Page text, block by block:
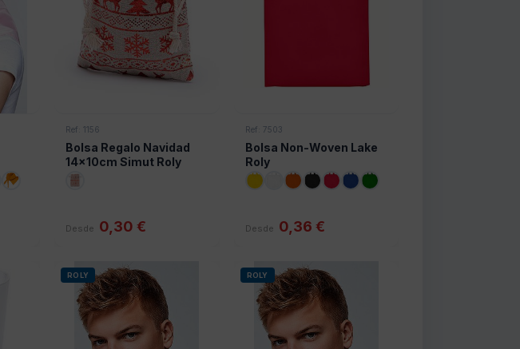
Ref: 1156
Bolsa Regalo Navidad
14x10cm Simut Roly
Desde 0,30 €
Ref: 7503
Bolsa Non-Woven Lake
Roly
Desde 0,36 €
ROLY ROLY